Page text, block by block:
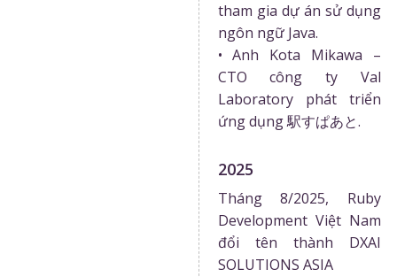
tham gia dự án sử dụng
ngôn ngữ Java.
• Anh Kota Mikawa –
CTO công ty Val
Laboratory phát triển
ứng dụng 駅すぱあと.
2025
Tháng 8/2025, Ruby
Development Việt Nam
đổi tên thành DXAI
SOLUTIONS ASIA